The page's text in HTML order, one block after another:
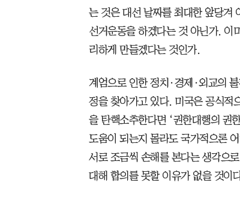
는 것은 대선 날짜를 최대한 앞당겨
선거운동을 하겠다는 것 아닌가. 이
리하게 만들겠다는 것인가.
계엄으로 인한 정치·경제·외교의
정을 찾아가고 있다. 미국은 공식적
을 탄핵소추한다면 ‘권한대행의 권
도움이 되는지 몰라도 국가적으론
서로 조금씩 손해를 본다는 생각으
대해 합의를 못할 이유가 없을 것이